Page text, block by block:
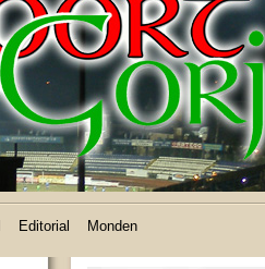
Editorial Monden